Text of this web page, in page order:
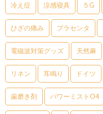
冷え症 涼感寝具 ５G
ひざの痛み プラセンタ
電磁波対策グッズ 天然麻
リネン 耳鳴り ドイツ
歯磨き剤 パワーミストO4